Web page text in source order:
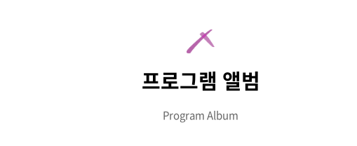
프로그램 앨범
Program Album